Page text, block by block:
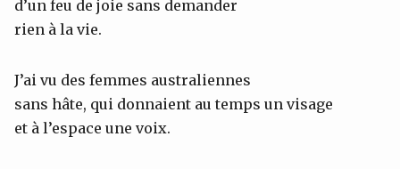
d’un feu de joie sans demander
rien à la vie.
J’ai vu des femmes australiennes
sans hâte, qui donnaient au temps un visage
et à l’espace une voix.